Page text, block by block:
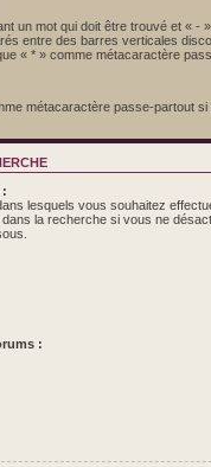
un mot qui doit être trouvé et « -
entre des barres verticales
« * » comme métacaractère
métacaractère passe-partout
:
lesquels vous souhaitez
la recherche si vous ne
: